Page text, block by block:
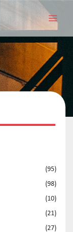
(95)
(98)
(10)
(21)
(27)